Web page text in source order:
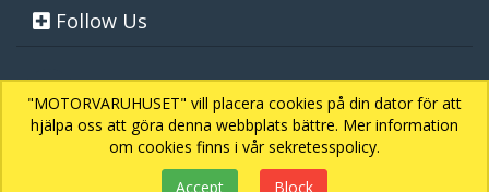
"MOTORVARUHUSET" vill placera cookies på din dator för att
hjälpa oss att göra denna webbplats bättre. Mer information
om cookies finns i vår sekretesspolicy.
Follow Us